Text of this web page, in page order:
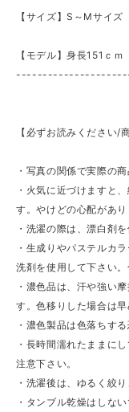
【サイズ】S～Mサイズ
【モデル】身長151ｃｍ
【必ずお読みください/
・写真の関係で実際の
・火気に近づけますと
す。やけどの心配があ
・洗濯の際は、漂白剤
・生成りやパステルカ
洗剤を使用して下さい。
・濃色品は、汗や強い
す。色移りした場合は早
・濃色製品は色落ちす
・長時間濡れたままに
注意下さい。
・洗濯後は、ゆるく絞
・タンブル乾燥はしない